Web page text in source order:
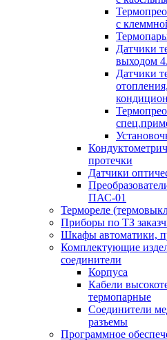
с
Датчики
выходом
Датчики
протечки
Датчики
ПАС-01
Термореле
Приборы по ТЗ
Шкафы автоматики,
Комплектующие
соединители
Корпуса
Кабели
термопарные
Соединители
разъемы
Программное